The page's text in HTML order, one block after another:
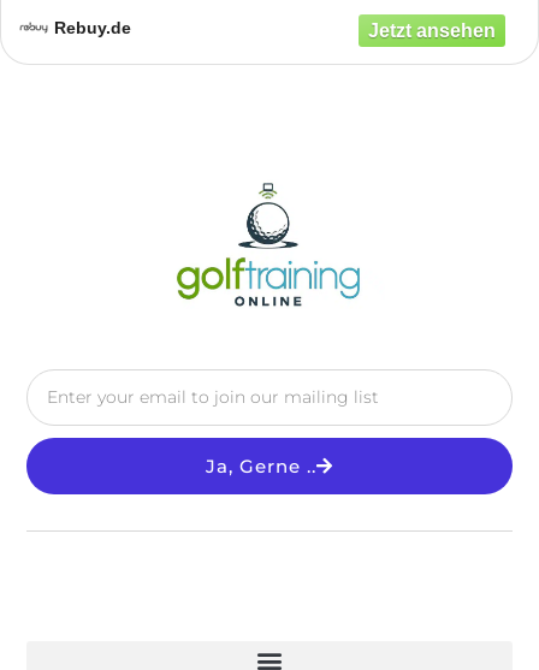
Rebuy.de
Ja, Gerne ..